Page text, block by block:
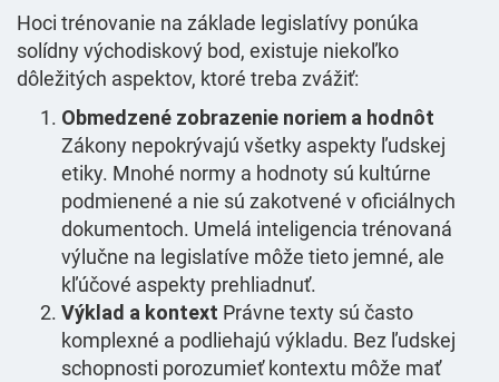
Hoci trénovanie na základe legislatívy ponúka
solídny východiskový bod, existuje niekoľko
dôležitých aspektov, ktoré treba zvážiť:
Obmedzené zobrazenie noriem a hodnôt
Zákony nepokrývajú všetky aspekty ľudskej
etiky. Mnohé normy a hodnoty sú kultúrne
podmienené a nie sú zakotvené v oficiálnych
dokumentoch. Umelá inteligencia trénovaná
výlučne na legislatíve môže tieto jemné, ale
kľúčové aspekty prehliadnuť.
Výklad a kontext Právne texty sú často
komplexné a podliehajú výkladu. Bez ľudskej
schopnosti porozumieť kontextu môže mať